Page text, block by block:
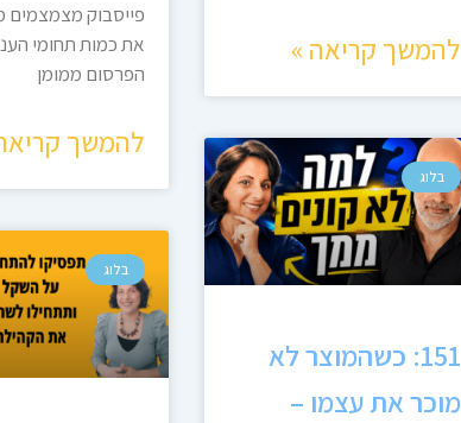
להמשך קריאה »
פייסבוק
את כמות תחומי
הפרסום ממומן
להמשך
בלוג
151: כשהמוצר לא
מוכר את עצמו –
בלוג